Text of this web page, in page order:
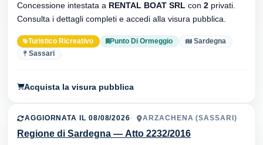
Concessione intestata a RENTAL BOAT SRL con 2 privati.
Consulta i dettagli completi e accedi alla visura pubblica.
Turistico Ricreativo Punto Di Ormeggio
Sardegna
Sassari
Acquista la visura pubblica
AGGIORNATA IL 08/08/2026 ARZACHENA (SASSARI)
Regione di Sardegna — Atto 2232/2016